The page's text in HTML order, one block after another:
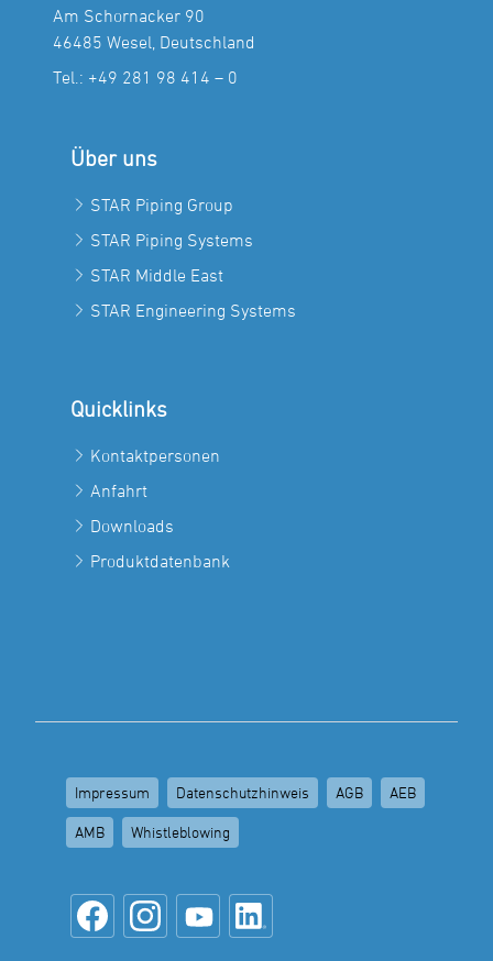
Am Schornacker 90
46485 Wesel, Deutschland
Tel.: +49 281 98 414 – 0
Über uns
STAR Piping Group
STAR Piping Systems
STAR Middle East
STAR Engineering Systems
Quicklinks
Kontaktpersonen
Anfahrt
Downloads
Produktdatenbank
Impressum Datenschutzhinweis AGB AEB
AMB Whistleblowing